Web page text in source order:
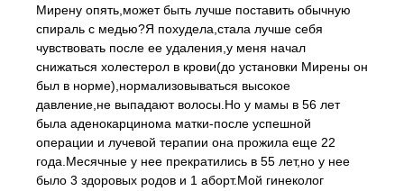
Мирену опять,может быть лучше поставить обычную
спираль с медью?Я похудела,стала лучше себя
чувствовать после ее удаления,у меня начал
снижаться холестерол в крови(до установки Мирены он
был в норме),нормализовываться высокое
давление,не выпадают волосы.Но у мамы в 56 лет
была аденокарцинома матки-после успешной
операции и лучевой терапии она прожила еще 22
года.Месячные у нее прекратились в 55 лет,но у нее
было 3 здоровых родов и 1 аборт.Мой гинеколог